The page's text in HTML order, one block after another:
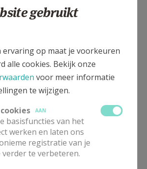
priester
Baert
Ukkel 1
54
84 29
gebruikt
ervaring op maat je voorkeuren
alle cookies. Bekijk onze
voor meer informatie
te wijzigen.
AAN
basisfuncties van het
werken en laten ons
registratie van je
te verbeteren.